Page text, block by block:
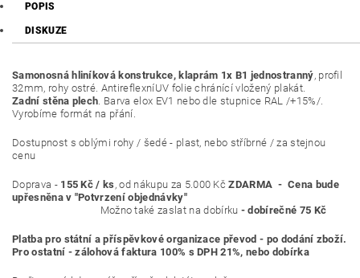
POPIS
DISKUZE
Samonosná hliníková konstrukce, klaprám 1x B1 jednostranný, profil
32mm, rohy ostré. AntireflexníUV folie chránící vložený plakát.
Zadní stěna plech. Barva elox EV1 nebo dle stupnice RAL /+15%/.
Vyrobíme formát na přání.
Dostupnost s oblými rohy / šedé - plast, nebo stříbrné / za stejnou
cenu
Doprava - 155 Kč / ks , od nákupu za 5.000 Kč ZDARMA - Cena bude
upřesněna v "Potvrzení objednávky"
Možno také zaslat na dobírku - dobírečné 75 Kč
Platba pro státní a příspěvkové organizace převod - po dodání zboží.
Pro ostatní - zálohová faktura 100% s DPH 21%, nebo dobírka